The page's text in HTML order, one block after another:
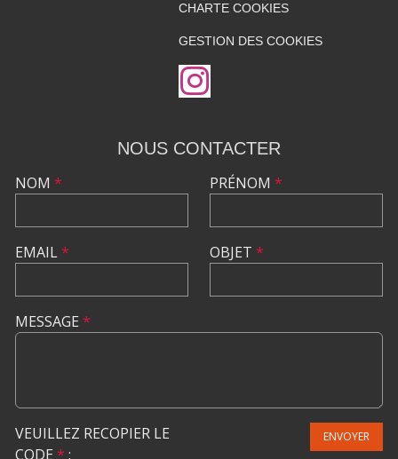
CHARTE COOKIES
GESTION DES COOKIES
NOUS CONTACTER
NOM *
EMAIL*
PRÉNOM *
OBJET *
MESSAGE *
VEUILLEZ RECOPIER LE
CODE * :
ENVOYER